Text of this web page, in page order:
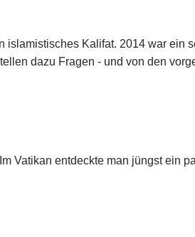
Kalifat. 2014 war ein
dazu Fragen - und von den
Vatikan entdeckte man jüngst ein